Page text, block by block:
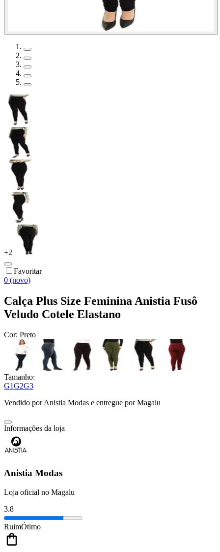
+2
Favoritar
0 (novo)
Calça Plus Size Feminina Anistia Fusô
Veludo Cotele Elastano
Cor: Preto
Tamanho:
G1G2G3
Vendido porAnistia Modas e entregue por Magalu
Informações da loja
Anistia Modas
Loja oficial no Magalu
3.8
RuimÓtimo